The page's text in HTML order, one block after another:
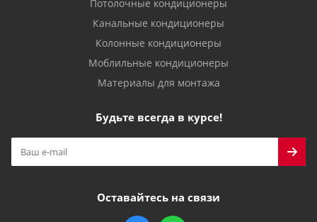
Потолочные кондиционеры
Канальные кондиционеры
Колонные кондиционеры
Моблильные кондиционеры
Материалы для монтажа
Будьте всегда в курсе!
Оставайтесь на связи